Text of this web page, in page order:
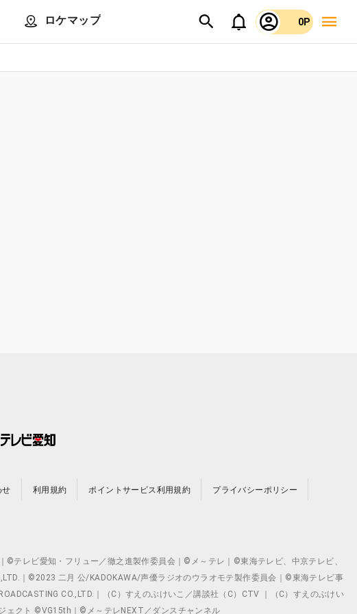
ロケマップ 0P
せ 利用規約 ポイントサービス利用規約 プライバシーポリシー
レビ愛知・フリュー／徹之進製作委員会｜©メ～テレ｜©東海テレビ、中京テレビ、
｜©2023 二月 公/KADOKAWA/声優ラジオのウラオモテ製作委員会｜©東海テレビ事
CO.,LTD.｜（C）すえのぶけいこ／講談社（C）CTV ｜（C）すえのぶけい
ェクト ©VG15th｜©メ～テレNEXT／ダンスチャンネル